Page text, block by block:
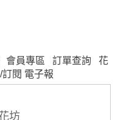
會員專區 訂單查詢
花
訂閱 電子報
坊